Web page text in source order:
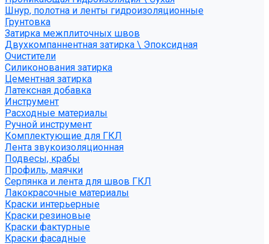
Шнур, полотна и ленты гидроизоляционные
Грунтовка
Затирка межплиточных швов
Двухкомпаннентная затирка \ Эпоксидная
Очистители
Силиконования затирка
Цементная затирка
Латексная добавка
Инструмент
Расходные материалы
Ручной инструмент
Комплектующие для ГКЛ
Лента звукоизоляционная
Подвесы, крабы
Профиль, маячки
Серпянка и лента для швов ГКЛ
Лакокрасочные материалы
Краски интерьерные
Краски резиновые
Краски фактурные
Краски фасадные